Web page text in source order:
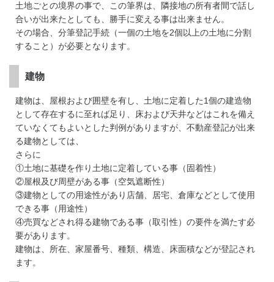
土地ごとの境界の事で、この筆界は、隣接地の所有者間で話し
合いが出来たとしても、勝手に変える事は出来ません。
その場合、分筆登記手続（一個の土地を2個以上の土地に分割
すること）が必要となります。
建物
建物は、屋根および囲壁を有し、土地に定着した1個の建造物
として存在するに至れば足り、床および天井などはこれを備え
ていなくてもよいとした判例がありますが、不動産登記が出来
る建物としては、
さらに
①土地に基礎を作り土地に定着している事（固着性）
②屋根及び周壁がある事（空気遮断性）
③建物としての用途性があり店舗、居宅、倉庫などとして使用
できる事（用途性）
④売買などされ得る建物である事（取引性）の要件を満たす必
要があります。
建物は、所在、家屋番号、種類、構造、床面積などが登記され
ます。